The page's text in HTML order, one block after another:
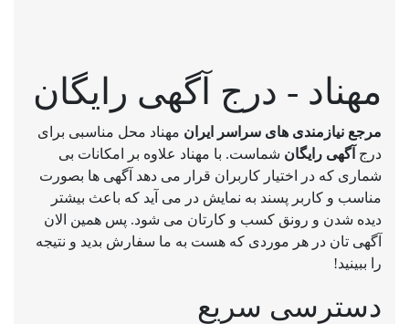
مهناد - درج آگهی رایگان
مرجع نیازمندی های سراسر ایران مهناد محل مناسبی برای
درج آگهی رایگان شماست. با مهناد علاوه بر امکانات بی
شماری که در اختیار کاربران قرار می دهد آگهی ها بصورت
مناسب و کاربر پسند به نمایش در می آید که باعث بیشتر
دیده شدن و رونق کسب و کارتان می شود. پس همین الان
آگهی تان در هر موردی که هست به ما سفارش بدید و نتیجه
را ببینید!
دسترسی سریع